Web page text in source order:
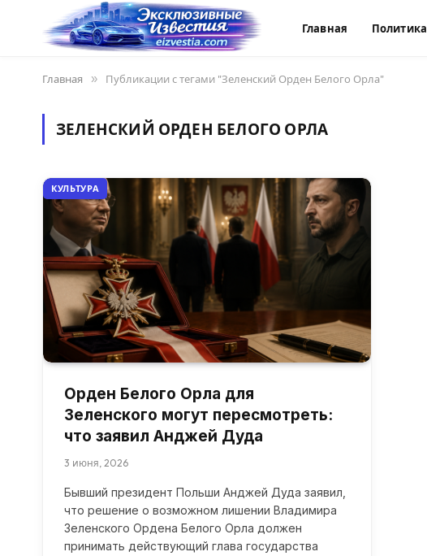
Главная Политика
Главная » Публикации с тегами "Зеленский Орден Белого Орла"
ЗЕЛЕНСКИЙ ОРДЕН БЕЛОГО ОРЛА
КУЛЬТУРА
Орден Белого Орла для
Зеленского могут пересмотреть:
что заявил Анджей Дуда
3 июня, 2026
Бывший президент Польши Анджей Дуда заявил,
что решение о возможном лишении Владимира
Зеленского Ордена Белого Орла должен
принимать действующий глава государства